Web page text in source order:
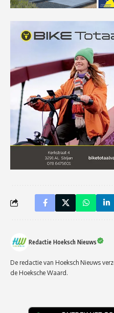
Redactie Hoeksch Nieuws
De redactie van Hoeksch Nieuws
de Hoeksche Waard.